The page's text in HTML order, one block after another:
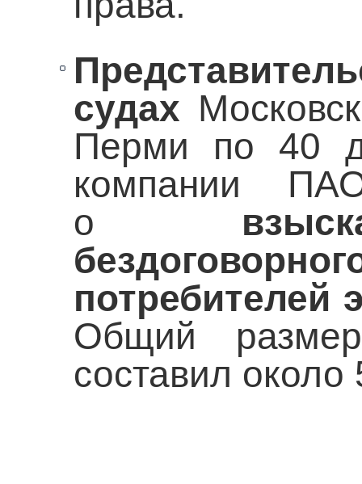
судах
Перми по 40
компании
о
потребителей
Общий
составил